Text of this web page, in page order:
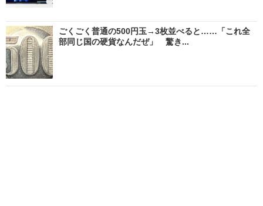
ごくごく普通の500円玉→3枚並べると……「これ全
部同じ国の硬貨なんだぜ」 驚き...